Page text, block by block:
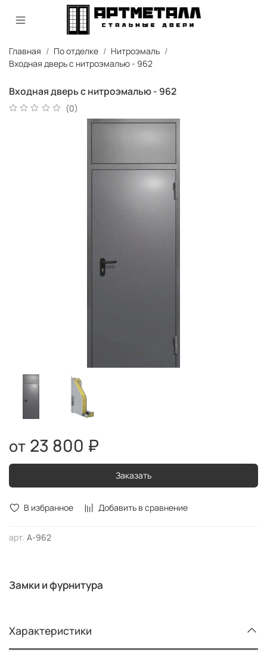
Главная По отделке
Нитроэмаль
Входная дверь с нитроэмалью - 962
Входная дверь с нитроэмалью - 962
(0)
В избранное Добавить в сравнение
арт. А-962
23 800 ₽
Заказать
Замки и фурнитура
Характеристики